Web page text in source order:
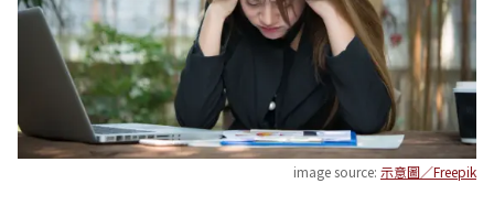
image source: 示意圖／Freepik